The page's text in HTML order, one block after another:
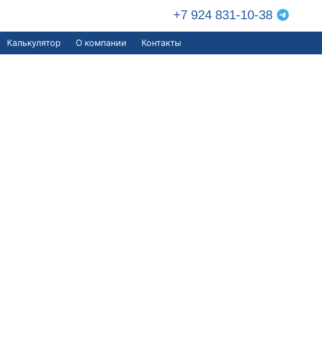
+7 924 831-10-38
Калькулятор О компании Контакты